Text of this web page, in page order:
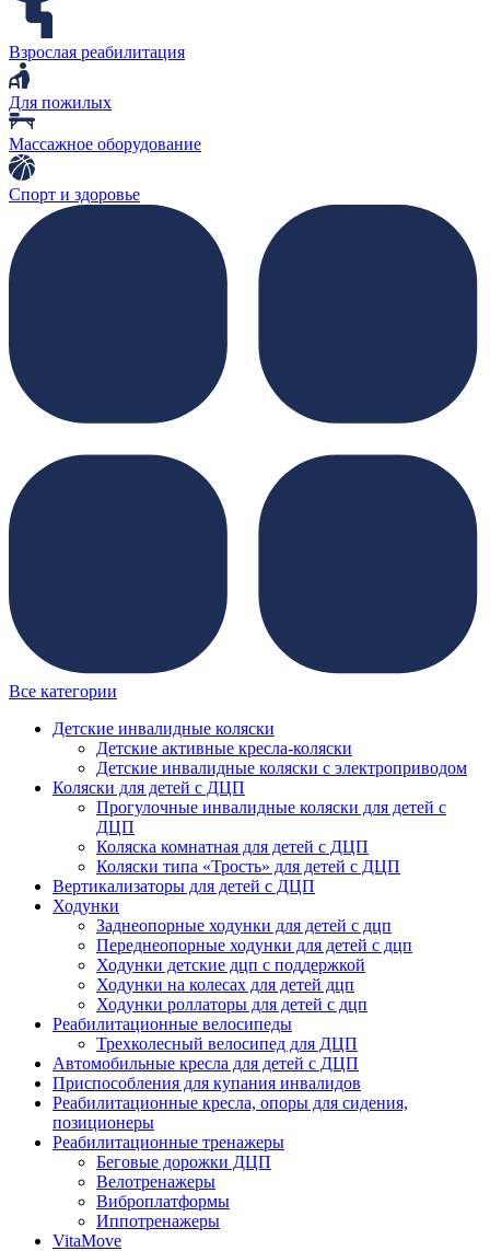
Взрослая реабилитация
Для пожилых
Массажное оборудование
Спорт и здоровье
Все категории
Детские инвалидные коляски
Детские активные кресла-коляски
Детские инвалидные коляски с электроприводом
Коляски для детей с ДЦП
Прогулочные инвалидные коляски для детей с
ДЦП
Коляска комнатная для детей с ДЦП
Коляски типа «Трость» для детей с ДЦП
Вертикализаторы для детей с ДЦП
Ходунки
Заднеопорные ходунки для детей с дцп
Переднеопорные ходунки для детей с дцп
Ходунки детские дцп с поддержкой
Ходунки на колесах для детей дцп
Ходунки роллаторы для детей с дцп
Реабилитационные велосипеды
Трехколесный велосипед для ДЦП
Автомобильные кресла для детей с ДЦП
Приспособления для купания инвалидов
Реабилитационные кресла, опоры для сидения,
позиционеры
Реабилитационные тренажеры
Беговые дорожки ДЦП
Велотренажеры
Виброплатформы
Иппотренажеры
VitaMove